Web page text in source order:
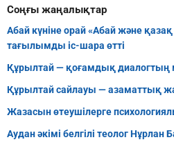
Соңғы жаңалықтар
Абай күніне орай «Абай және
тағылымды іс-шара өтті
Құрылтай — қоғамдық
Құрылтай сайлауы — азаматтық
Жазасын өтеушілерге
Аудан әкімі белгілі теолог Нұрлан